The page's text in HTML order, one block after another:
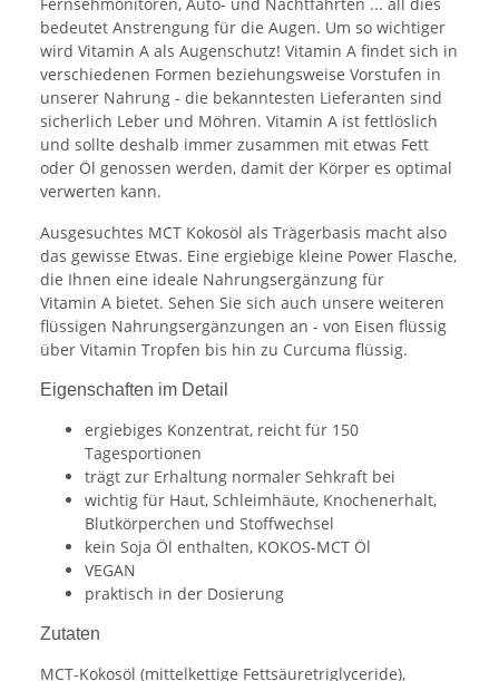
bedeutet Anstrengung für die Augen. Um so wichtiger
wird Vitamin A als Augenschutz! Vitamin A findet sich in
verschiedenen Formen beziehungsweise Vorstufen in
unserer Nahrung - die bekanntesten Lieferanten sind
sicherlich Leber und Möhren. Vitamin A ist fettlöslich
und sollte deshalb immer zusammen mit etwas Fett
oder Öl genossen werden, damit der Körper es optimal
verwerten kann.
Ausgesuchtes MCT Kokosöl als Trägerbasis macht also
das gewisse Etwas. Eine ergiebige kleine Power Flasche,
die Ihnen eine ideale Nahrungsergänzung für
Vitamin A bietet. Sehen Sie sich auch unsere weiteren
flüssigen Nahrungsergänzungen an - von Eisen flüssig
über Vitamin Tropfen bis hin zu Curcuma flüssig.
Eigenschaften im Detail
ergiebiges Konzentrat, reicht für 150
Tagesportionen
trägt zur Erhaltung normaler Sehkraft bei
wichtig für Haut, Schleimhäute, Knochenerhalt,
Blutkörperchen und Stoffwechsel
kein Soja Öl enthalten, KOKOS-MCT Öl
VEGAN
praktisch in der Dosierung
Zutaten
MCT-Kokosöl (mittelkettige Fettsäuretriglyceride),